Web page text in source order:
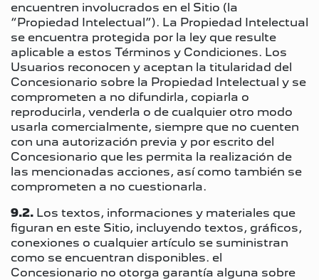
encuentren involucrados en el Sitio (la
“Propiedad Intelectual”). La Propiedad Intelectual
se encuentra protegida por la ley que resulte
aplicable a estos Términos y Condiciones. Los
Usuarios reconocen y aceptan la titularidad del
Concesionario sobre la Propiedad Intelectual y se
comprometen a no difundirla, copiarla o
reproducirla, venderla o de cualquier otro modo
usarla comercialmente, siempre que no cuenten
con una autorización previa y por escrito del
Concesionario que les permita la realización de
las mencionadas acciones, así como también se
comprometen a no cuestionarla.
9.2. Los textos, informaciones y materiales que
figuran en este Sitio, incluyendo textos, gráficos,
conexiones o cualquier artículo se suministran
como se encuentran disponibles. el
Concesionario no otorga garantía alguna sobre